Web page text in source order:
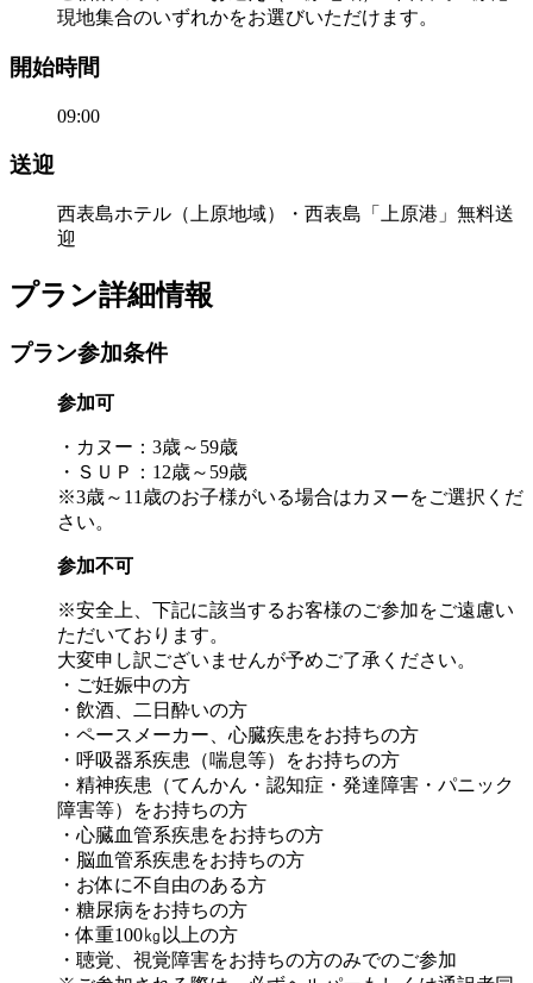
現地集合のいずれかをお選びいただけます。
開始時間
09:00
送迎
西表島ホテル（上原地域）・西表島「上原港」無料送
迎
プラン詳細情報
プラン参加条件
参加可
・カヌー：3歳～59歳
・ＳＵＰ：12歳～59歳
※3歳～11歳のお子様がいる場合はカヌーをご選択くだ
さい。
参加不可
※安全上、下記に該当するお客様のご参加をご遠慮い
ただいております。
大変申し訳ございませんが予めご了承ください。
・ご妊娠中の方
・飲酒、二日酔いの方
・ペースメーカー、心臓疾患をお持ちの方
・呼吸器系疾患（喘息等）をお持ちの方
・精神疾患（てんかん・認知症・発達障害・パニック
障害等）をお持ちの方
・心臓血管系疾患をお持ちの方
・脳血管系疾患をお持ちの方
・お体に不自由のある方
・糖尿病をお持ちの方
・体重100㎏以上の方
・聴覚、視覚障害をお持ちの方のみでのご参加